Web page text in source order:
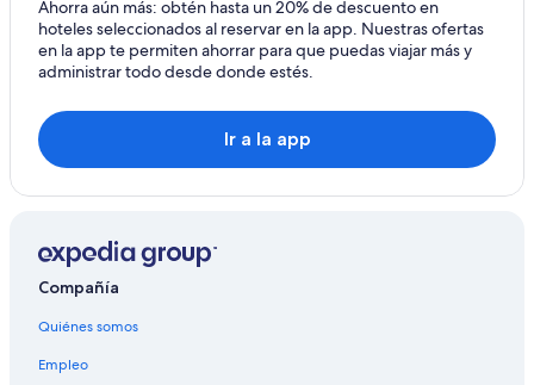
Hoteles de Best Western en Aurora
Hoteles con concierge en Aurora
Hoteles todo incluido en Aurora
Hoteles de ski en Aurora
Hoteles en la playa en Aurora
Hoteles familiares en Aurora
Ahorra aún más: obtén hasta un 20% de descuento en
hoteles seleccionados al reservar en la app. Nuestras ofertas
en la app te permiten ahorrar para que puedas viajar más y
administrar todo desde donde estés.
Ir a la app
Compañía
Quiénes somos
Empleo